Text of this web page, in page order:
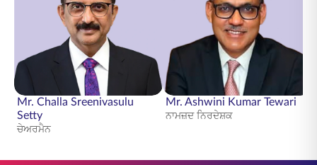
Mr. Challa Sreenivasulu
Setty
ਚੇਅਰਮੈਨ
Mr. Ashwini Kumar Tewari
ਨਾਮਜ਼ਦ ਨਿਰਦੇਸ਼ਕ